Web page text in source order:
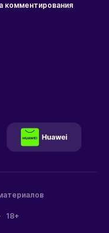
комментирования
18+